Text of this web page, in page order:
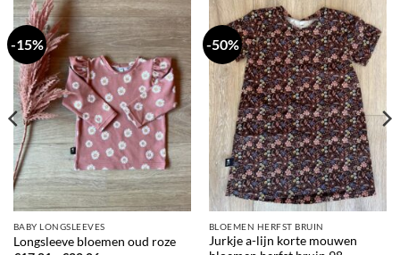
-15%
BABY LONGSLEEVES
Longsleeve bloemen oud roze
-50%
BLOEMEN HERFST BRUIN
Jurkje a-lijn korte mouwen